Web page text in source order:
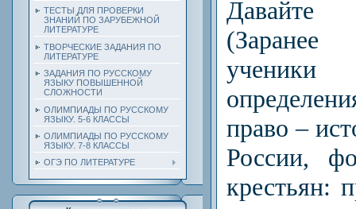
ТЕСТЫ ДЛЯ ПРОВЕРКИ
ЗНАНИЙ ПО ЗАРУБЕЖНОЙ
ЛИТЕРАТУРЕ
ТВОРЧЕСКИЕ ЗАДАНИЯ ПО
ЛИТЕРАТУРЕ
ЗАДАНИЯ ПО РУССКОМУ
ЯЗЫКУ ПОВЫШЕННОЙ
СЛОЖНОСТИ
ОЛИМПИАДЫ ПО РУССКОМУ
ЯЗЫКУ. 5-6 КЛАССЫ
ОЛИМПИАДЫ ПО РУССКОМУ
ЯЗЫКУ. 7-8 КЛАССЫ
ОГЭ ПО ЛИТЕРАТУРЕ
Давайте
(Заранее
право –
России,
крестьян: